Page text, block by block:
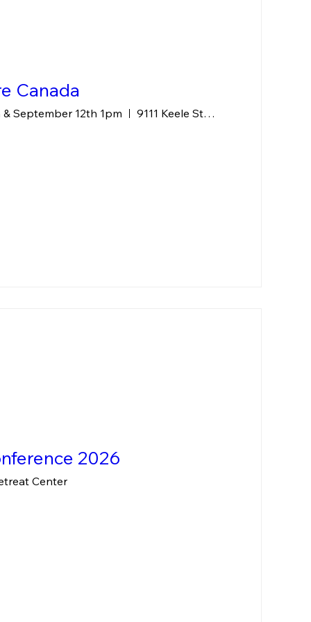
Canada
September 12th 1pm 9111 Keele Street, Concord, ON L4K 2N1 CANA
2026
Center